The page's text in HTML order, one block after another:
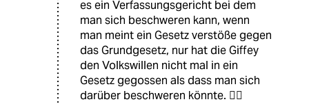
es ein Verfassungsgericht bei dem
man sich beschweren kann, wenn
man meint ein Gesetz verstöße gegen
das Grundgesetz, nur hat die Giffey
den Volkswillen nicht mal in ein
Gesetz gegossen als dass man sich
darüber beschweren könnte. 🤷‍♂️